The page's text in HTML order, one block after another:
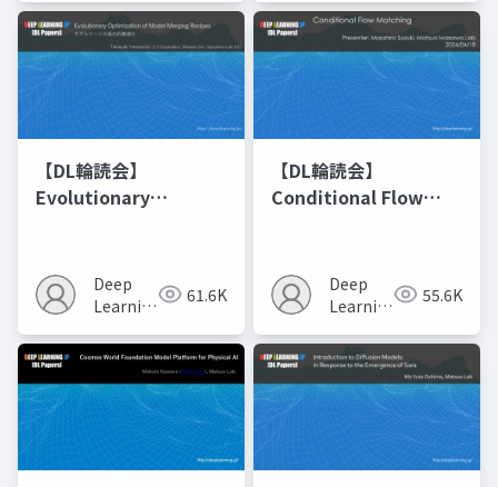
【DL輪読会】
Evolutionary
Recipes モデルマージ
の進化的最適化
Deep
Learning
61.6K
【DL輪読会】
Conditional Flow
Deep
Learning
55.6K